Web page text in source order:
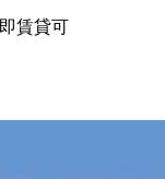
即賃貸可